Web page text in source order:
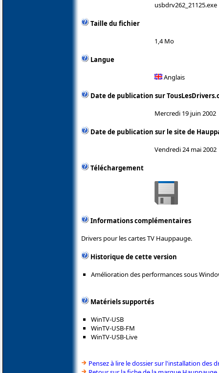
usbdrv262_21125.exe
Taille du fichier
1,4 Mo
Langue
Anglais
Date de publication sur
Mercredi 19 juin 2002
Date de publication sur le site de
Vendredi 24 mai 2002
Téléchargement
Informations complémentaires
Drivers pour les cartes TV Hauppauge.
Historique de cette version
Amélioration des performances sous
Matériels supportés
WinTV-USB
WinTV-USB-FM
WinTV-USB-Live
Pensez à lire le dossier sur l'installation des